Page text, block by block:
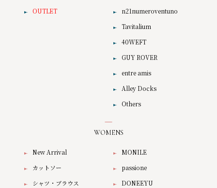
OUTLET
n21numeroventuno
Tavitalium
40WEFT
GUY ROVER
entre amis
Alley Docks
Others
WOMENS
New Arrival
カットソー
シャツ・ブラウス
MONILE
passione
DONEEYU